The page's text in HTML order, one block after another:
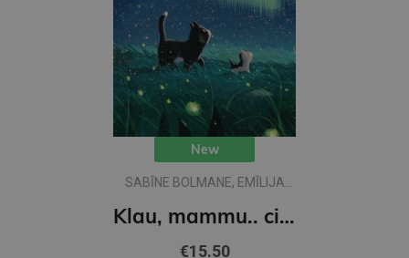
New
SABĪNE BOLMANE, EMĪLIJA
Klau, mammu.. ciik liela ir pasaule?
€15.50